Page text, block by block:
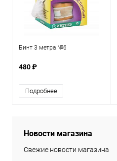
Бинт 3 метра №6
480 ₽
Подробнее
Новости магазина
Свежие новости магазина